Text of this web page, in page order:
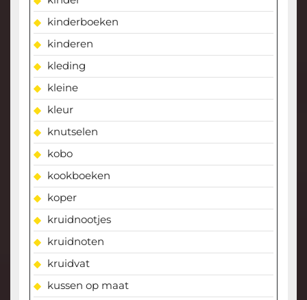
kinderboeken
kinderen
kleding
kleine
kleur
knutselen
kobo
kookboeken
koper
kruidnootjes
kruidnoten
kruidvat
kussen op maat